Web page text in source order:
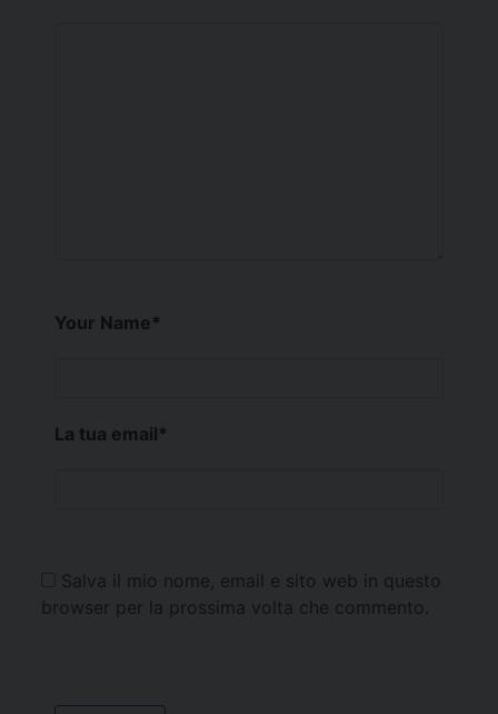
Your Name*
La tua email*
Salva il mio nome, email e sito web in questo
browser per la prossima volta che commento.